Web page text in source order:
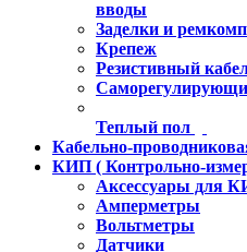
вводы
Заделки и
Крепеж
Резистивный
Теплый пол
Кабельно-
КИП ( Контрольно-
Аксессуары для
Амперметры
Вольтметры
Датчики